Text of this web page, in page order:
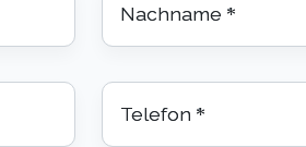
Nachname *
Telefon *